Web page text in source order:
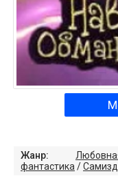
Жанр:
фантастика /